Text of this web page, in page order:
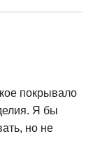
покрывало
Я бы
но не